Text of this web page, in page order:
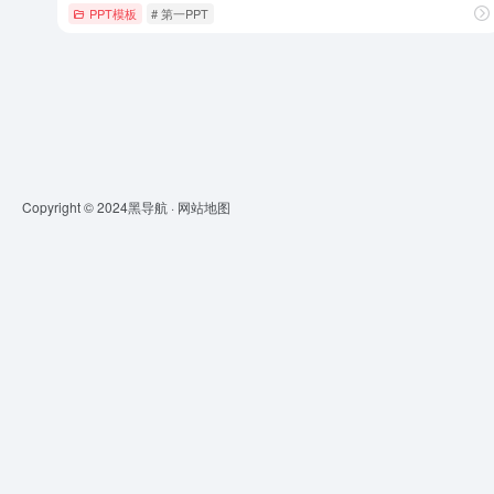
PPT模板 # 第一PPT
Copyright © 2024黑导航 · 网站地图